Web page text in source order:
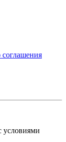
соглашения
условиями